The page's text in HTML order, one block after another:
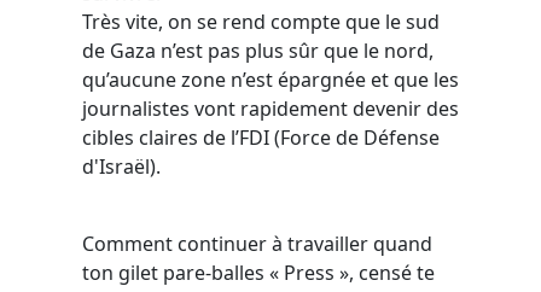
Très vite, on se rend compte que le sud
de Gaza n’est pas plus sûr que le nord,
qu’aucune zone n’est épargnée et que les
journalistes vont rapidement devenir des
cibles claires de l’FDI (Force de Défense
d'Israël).
Comment continuer à travailler quand
ton gilet pare-balles « Press », censé te